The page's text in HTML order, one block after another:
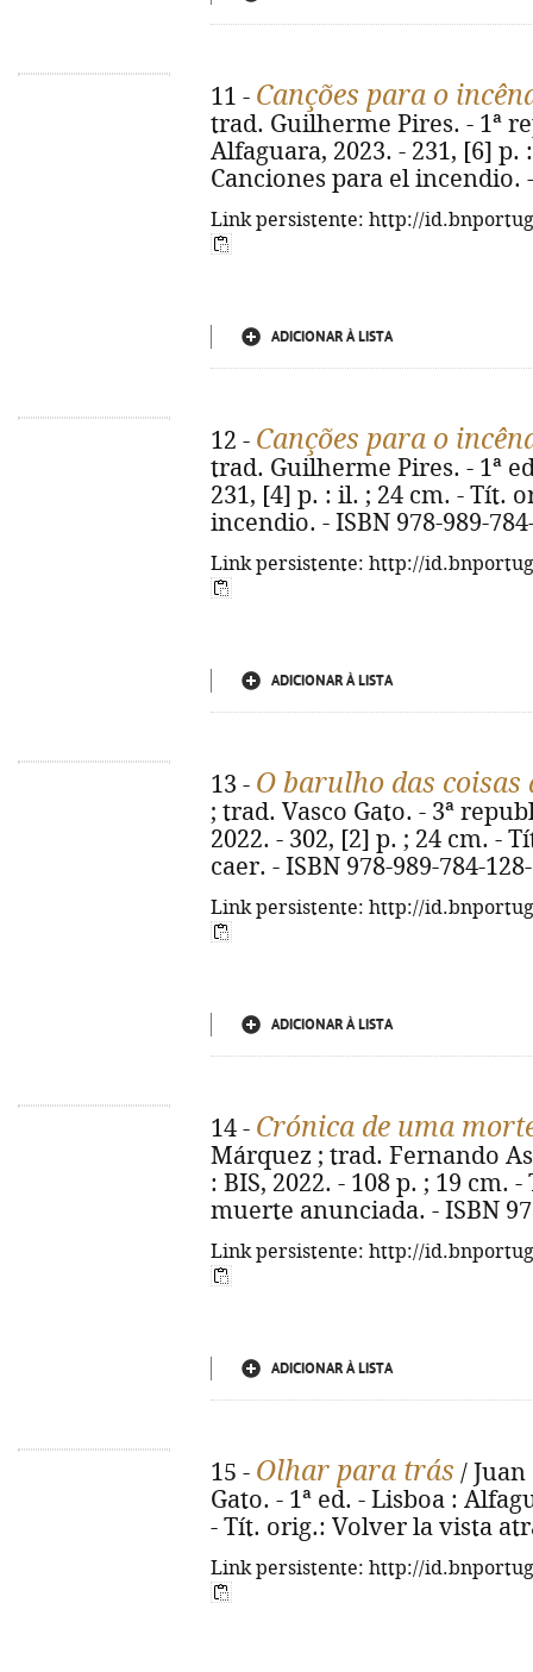
11 - Canções para o
trad. Guilherme Pires. - 1ª
Alfaguara, 2023. - 231, [6]
Canciones para el incendio.
Link persistente: http://
ADICIONAR À LISTA
12 - Canções para o
trad. Guilherme Pires. - 1ª
231, [4] p. : il. ; 24 cm. - Tít.
incendio. - ISBN 978-989-
Link persistente: http://
ADICIONAR À LISTA
13 - O barulho das coisas
; trad. Vasco Gato. - 3ª
2022. - 302, [2] p. ; 24 cm. -
caer. - ISBN 978-989-784-
Link persistente: http://
ADICIONAR À LISTA
14 - Crónica de uma
Márquez ; trad. Fernando
: BIS, 2022. - 108 p. ; 19 cm.
muerte anunciada. - ISBN
Link persistente: http://
ADICIONAR À LISTA
15 - Olhar para trás / Juan
Gato. - 1ª ed. - Lisboa :
- Tít. orig.: Volver la vista
Link persistente: http://